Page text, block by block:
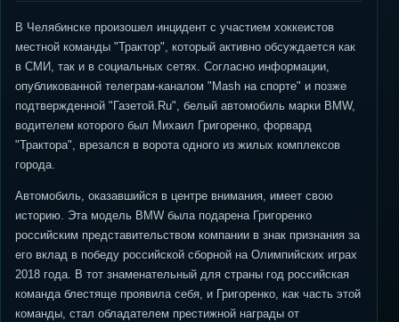
В Челябинске произошел инцидент с участием хоккеистов
местной команды "Трактор", который активно обсуждается как
в СМИ, так и в социальных сетях. Согласно информации,
опубликованной телеграм-каналом "Mash на спорте" и позже
подтвержденной "Газетой.Ru", белый автомобиль марки BMW,
водителем которого был Михаил Григоренко, форвард
"Трактора", врезался в ворота одного из жилых комплексов
города.
Автомобиль, оказавшийся в центре внимания, имеет свою
историю. Эта модель BMW была подарена Григоренко
российским представительством компании в знак признания за
его вклад в победу российской сборной на Олимпийских играх
2018 года. В тот знаменательный для страны год российская
команда блестяще проявила себя, и Григоренко, как часть этой
команды, стал обладателем престижной награды от